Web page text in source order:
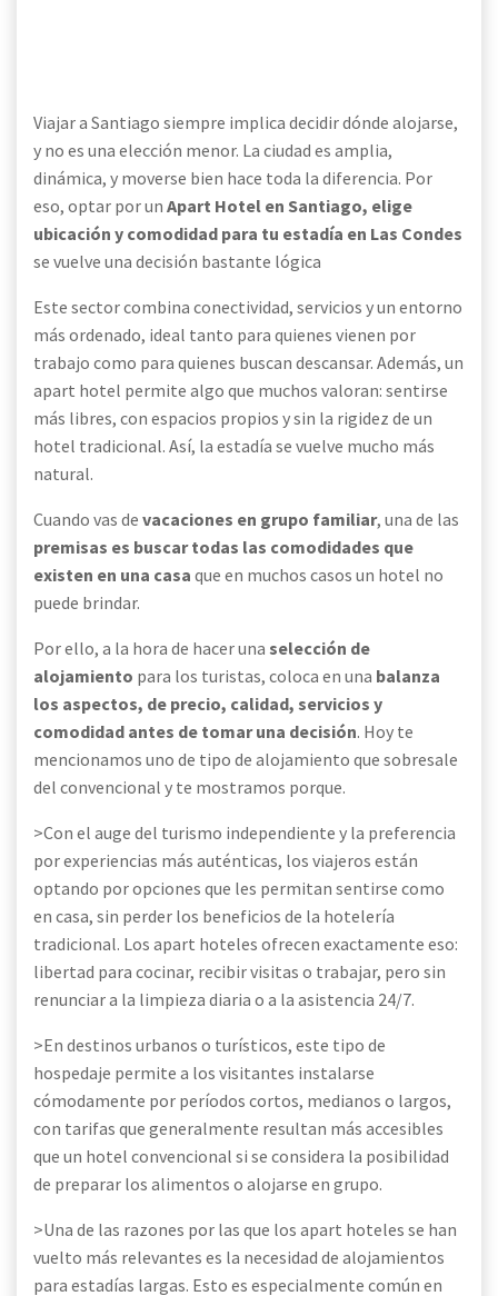
Viajar a Santiago siempre implica decidir dónde alojarse,
y no es una elección menor. La ciudad es amplia,
dinámica, y moverse bien hace toda la diferencia. Por
eso, optar por un Apart Hotel en Santiago, elige
ubicación y comodidad para tu estadía en Las Condes
se vuelve una decisión bastante lógica
Este sector combina conectividad, servicios y un entorno
más ordenado, ideal tanto para quienes vienen por
trabajo como para quienes buscan descansar. Además, un
apart hotel permite algo que muchos valoran: sentirse
más libres, con espacios propios y sin la rigidez de un
hotel tradicional. Así, la estadía se vuelve mucho más
natural.
Cuando vas de vacaciones en grupo familiar, una de las
premisas es buscar todas las comodidades que
existen en una casa que en muchos casos un hotel no
puede brindar.
Por ello, a la hora de hacer una selección de
alojamiento para los turistas, coloca en una balanza
los aspectos, de precio, calidad, servicios y
comodidad antes de tomar una decisión. Hoy te
mencionamos uno de tipo de alojamiento que sobresale
del convencional y te mostramos porque.
>Con el auge del turismo independiente y la preferencia
por experiencias más auténticas, los viajeros están
optando por opciones que les permitan sentirse como
en casa, sin perder los beneficios de la hotelería
tradicional. Los apart hoteles ofrecen exactamente eso:
libertad para cocinar, recibir visitas o trabajar, pero sin
renunciar a la limpieza diaria o a la asistencia 24/7.
>En destinos urbanos o turísticos, este tipo de
hospedaje permite a los visitantes instalarse
cómodamente por períodos cortos, medianos o largos,
con tarifas que generalmente resultan más accesibles
que un hotel convencional si se considera la posibilidad
de preparar los alimentos o alojarse en grupo.
>Una de las razones por las que los apart hoteles se han
vuelto más relevantes es la necesidad de alojamientos
para estadías largas. Esto es especialmente común en